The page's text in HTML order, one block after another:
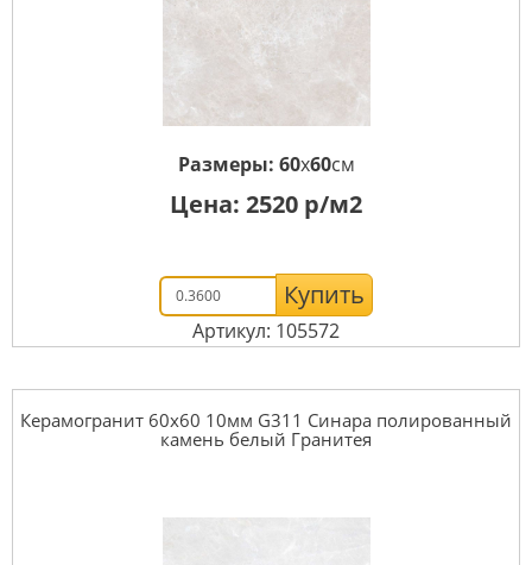
Размеры: 60x60см
Цена: 2520 р/м2
Купить
Артикул: 105572
Керамогранит 60x60 10мм G311 Синара полированный
камень белый Гранитея